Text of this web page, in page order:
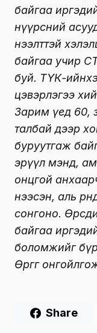
байгаа
нүүрсний
нээлттэй
байгаа учир
буй. ТҮК-
цэвэрлэгээ
Зарим үед 60,
талбай дээр
буруутгаж
эрүүл мэнд,
онцгой
нээсэн, аль
сонгоно.
байгаа
боломжийг
Өргөөг
Share